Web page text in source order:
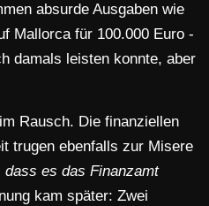
absurde Ausgaben wie
Mallorca für 100.000 Euro -
damals leisten konnte, aber
Rausch. Die finanziellen
trugen ebenfalls zur Misere
es das Finanzamt
kam später: Zwei